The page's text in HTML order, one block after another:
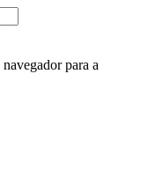
para a